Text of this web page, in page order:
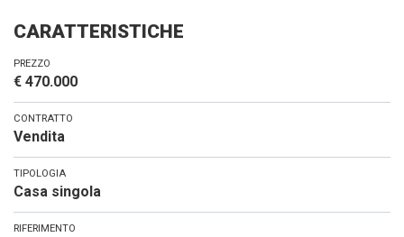
CARATTERISTICHE
PREZZO
€ 470.000
CONTRATTO
Vendita
TIPOLOGIA
Casa singola
RIFERIMENTO